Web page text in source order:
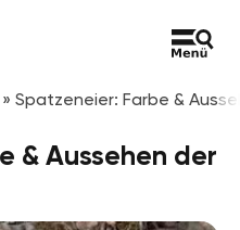
» Spatzeneier: Farbe &
& Aussehen der